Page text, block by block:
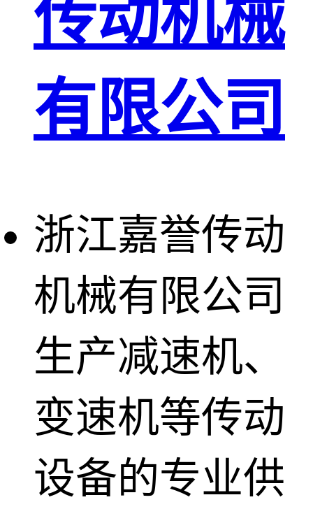
传动机械
有限公司
浙江嘉誉传动
机械有限公司
生产减速机、
变速机等传动
设备的专业供